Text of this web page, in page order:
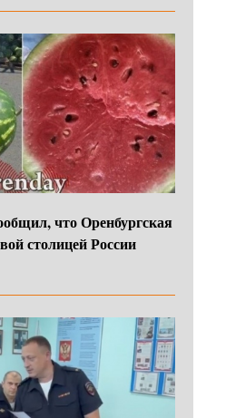
что Оренбургская
столицей России